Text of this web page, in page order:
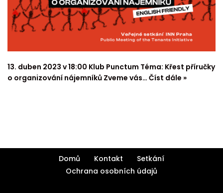
13. duben 2023 v 18:00 Klub Punctum Téma: Křest příručky
o organizování nájemníků Zveme vás… Číst dále »
Domů Kontakt
Setkání
Ochrana osobních údajů